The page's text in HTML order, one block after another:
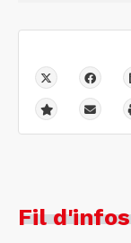
Fil d'infos